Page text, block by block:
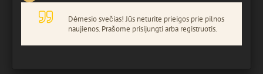
Dėmesio svečias! Jūs neturite prieigos prie pilnos
naujienos. Prašome prisijungti arba registruotis.